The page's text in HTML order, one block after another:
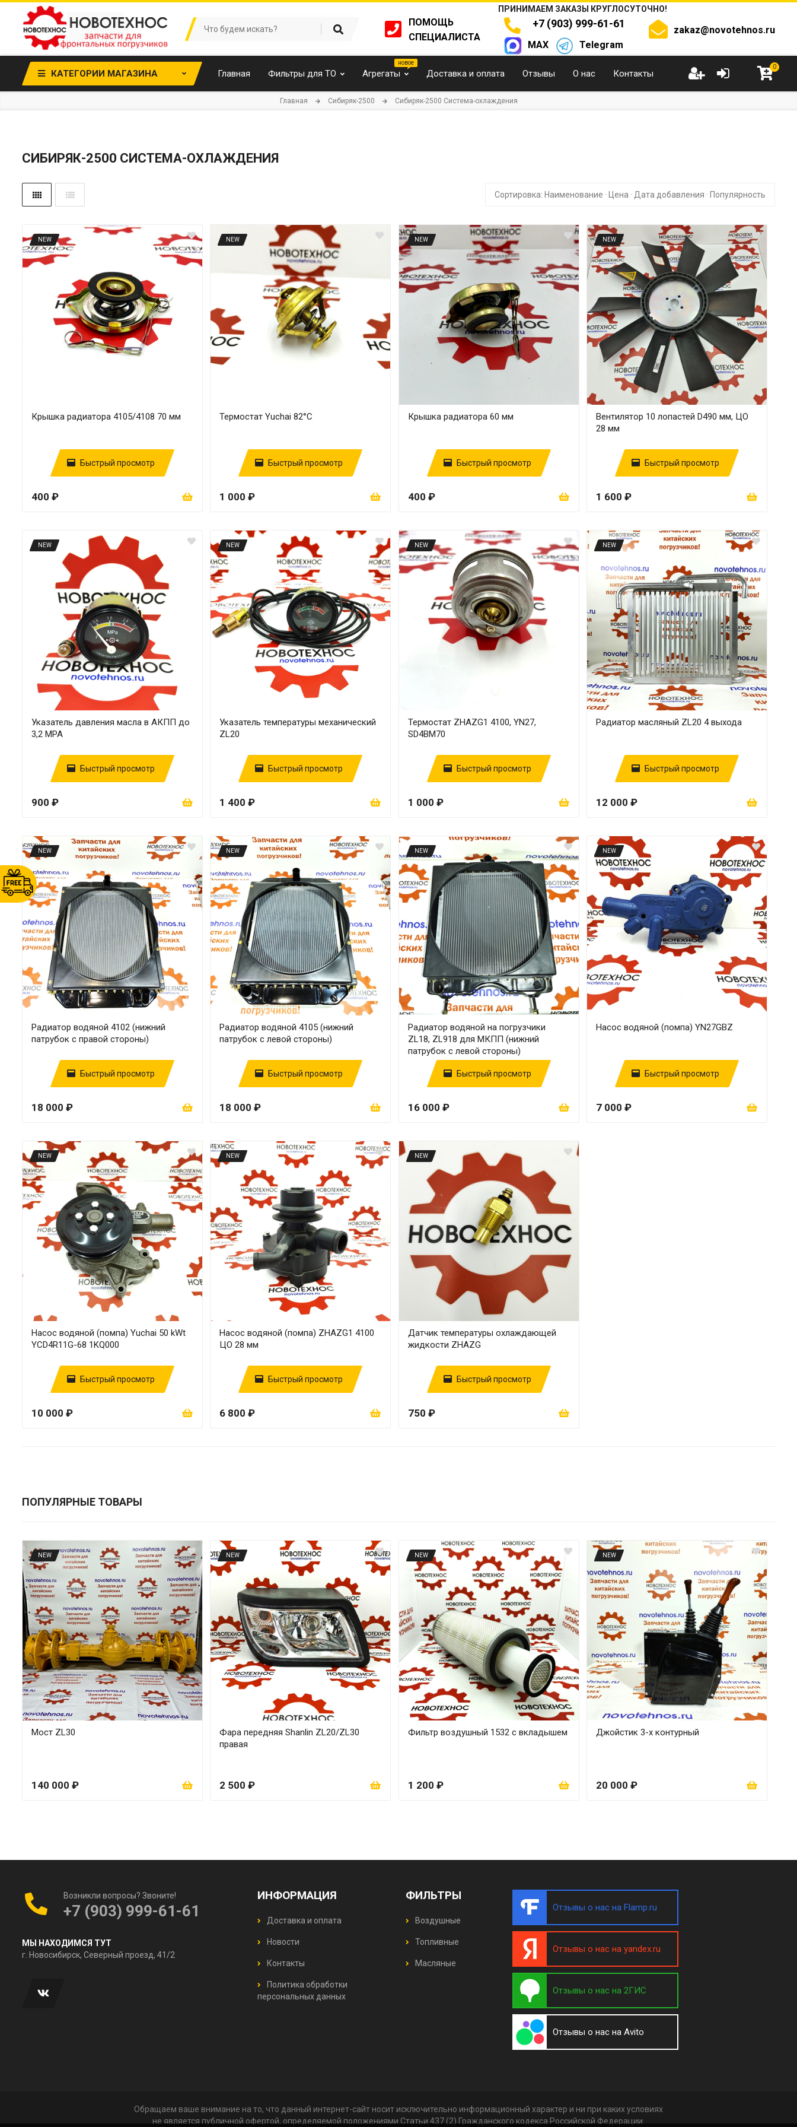
ПОМОЩЬ
СПЕЦИАЛИСТА
ПРИНИМАЕМ ЗАКАЗЫ КРУГЛОСУТОЧНО!
+7 (903) 999-61-61
MAX Telegram
zakaz@novotehnos.ru
КАТЕГОРИИ МАГАЗИНА Главная Фильтры для ТО Агрегаты Доставка и оплата Отзывы О нас Контакты
0
Главная Cибиряк-2500 Cибиряк-2500 Система-охлаждения
CИБИРЯК-2500 СИСТЕМА-ОХЛАЖДЕНИЯ
Сортировка: Наименование · Цена · Дата добавления · Популярность
NEW
Крышка радиатора 4105/4108 70 мм
Быстрый просмотр
400 ₽
NEW
Термостат Yuchai 82°С
Быстрый просмотр
1 000 ₽
NEW
Крышка радиатора 60 мм
Быстрый просмотр
400 ₽
NEW
Вентилятор 10 лопастей D490 мм, ЦО
28 мм
Быстрый просмотр
1 600 ₽
NEW
Указатель давления масла в АКПП до
3,2 MPA
Быстрый просмотр
900 ₽
NEW
Указатель температуры механический
ZL20
Быстрый просмотр
1 400 ₽
NEW
Термостат ZHAZG1 4100, YN27,
SD4BM70
Быстрый просмотр
1 000 ₽
NEW
Радиатор масляный ZL20 4 выхода
Быстрый просмотр
12 000 ₽
NEW
Радиатор водяной 4102 (нижний
патрубок с правой стороны)
Быстрый просмотр
18 000 ₽
NEW
Радиатор водяной 4105 (нижний
патрубок с левой стороны)
Быстрый просмотр
18 000 ₽
NEW
Радиатор водяной на погрузчики
ZL18, ZL918 для МКПП (нижний
патрубок с левой стороны)
Быстрый просмотр
16 000 ₽
NEW
Насос водяной (помпа) YN27GBZ
Быстрый просмотр
7 000 ₽
NEW
Насос водяной (помпа) Yuchai 50 kWt
YCD4R11G-68 1KQ000
Быстрый просмотр
10 000 ₽
NEW
Насос водяной (помпа) ZHAZG1 4100
ЦО 28 мм
Быстрый просмотр
6 800 ₽
NEW
Датчик температуры охлаждающей
жидкости ZHAZG
Быстрый просмотр
750 ₽
ПОПУЛЯРНЫЕ ТОВАРЫ
NEW
Мост ZL30
140 000 ₽
NEW
Фара передняя Shanlin ZL20/ZL30
правая
2 500 ₽
NEW
Фильтр воздушный 1532 с вкладышем
1 200 ₽
NEW
Джойстик 3-х контурный
20 000 ₽
Возникли вопросы? Звоните!
+7 (903) 999-61-61
МЫ НАХОДИМСЯ ТУТ
г. Новосибирск, Северный проезд, 41/2
ИНФОРМАЦИЯ
Доставка и оплата
Новости
Контакты
Политика обработки
персональных данных
ФИЛЬТРЫ
Воздушные
Топливные
Масляные
Отзывы о нас на Flamp.ru
Отзывы о нас на yandex.ru
Отзывы о нас на 2ГИС
Отзывы о нас на Avito
Обращаем ваше внимание на то, что данный интернет-сайт носит исключительно информационный характер и ни при каких условиях
не является публичной офертой, определяемой положениями Статьи 437 (2) Гражданского кодекса Российской Федерации.